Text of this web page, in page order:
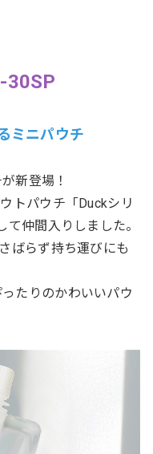
ミニパウチ
新登場！
トパウチ「Duckシリ
仲間入りしました。
ばらず持ち運びにも
たりのかわいいパウ